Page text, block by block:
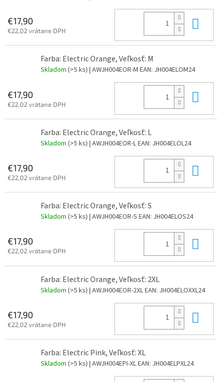
€17,90
€22,02 vrátane DPH
Farba: Electric Orange, Veľkosť: M
Skladom (>5 ks) | AWJH004EOR-M EAN: JH004ELOM24
€17,90
€22,02 vrátane DPH
Farba: Electric Orange, Veľkosť: L
Skladom (>5 ks) | AWJH004EOR-LEAN: JH004ELOL24
€17,90
€22,02 vrátane DPH
Farba: Electric Orange, Veľkosť: S
Skladom (>5 ks) | AWJH004EOR-S EAN: JH004ELOS24
€17,90
€22,02 vrátane DPH
Farba: Electric Orange, Veľkosť: 2XL
Skladom (>5 ks) | AWJH004EOR-2XLEAN: JH004ELOXXL24
€17,90
€22,02 vrátane DPH
Farba: Electric Pink, Veľkosť: XL
Skladom (>5 ks) | AWJH004EPI-XLEAN: JH004ELPXL24